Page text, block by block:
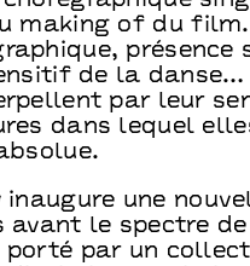
making of du
présence
de la danse…
par leur
dans lequel
inaugure une
avant le spectre
porté par un